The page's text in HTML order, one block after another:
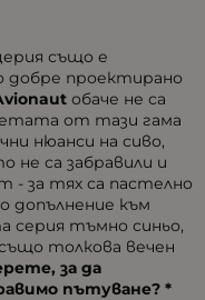
също е
добре проектирано
обаче не са
от тази гама
нюанси на сиво,
не са забравили и
- за тях са пастелно
допълнение към
серия тъмно синьо,
толкова вечен
за да
пътуване? *